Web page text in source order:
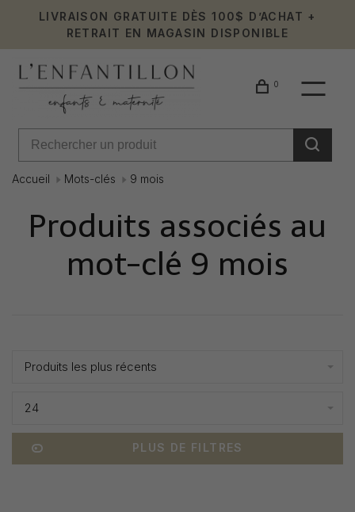
LIVRAISON GRATUITE DÈS 100$ D’ACHAT +
RETRAIT EN MAGASIN DISPONIBLE
0
Accueil Mots-clés 9 mois
Produits associés au
mot-clé 9 mois
Produits les plus récents
24
PLUS DE FILTRES